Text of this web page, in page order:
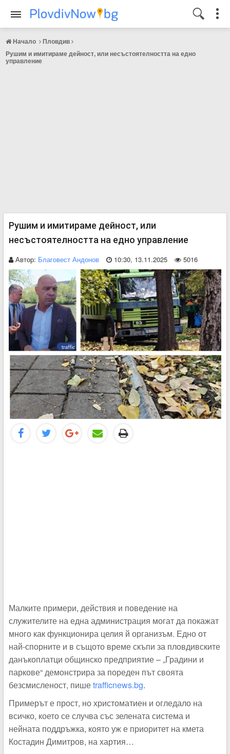
Начало
Пловдив
Рушим и имитираме дейност, или несъстоятелността на едно
управление
Рушим и имитираме дейност, или
несъстоятелността на едно управление
Автор: Благовест Андонов 10:30, 13.11.2025 5016
Малките примери, действия и поведение на
служителите на една администрация могат да покажат
много как функционира целия й организъм. Едно от
най-спорните и в същото време скъпи за пловдивските
данъкоплатци общинско предприятие – „Градини и
паркове“ демонстрира за пореден път своята
безсмисленост, пишеtrafficnews.bg.
Примерът е прост, но христоматиен и огледало на
всичко, което се случва със зелената система и
нейната поддръжка, която уж е приоритет на кмета
Костадин Димитров, на хартия…